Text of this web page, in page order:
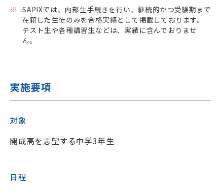
SAPIXでは、内部生手続きを行い、継続的かつ受験期まで
在籍した生徒のみを合格実績として掲載しております。
テスト生や各種講習生などは、実績に含んでおりませ
ん。
実施要項
対象
開成高を志望する中学3年生
日程